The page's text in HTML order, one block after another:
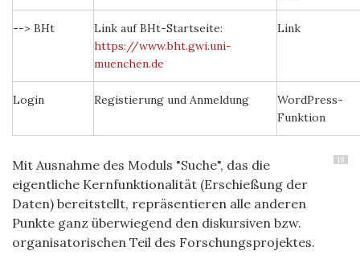
--> BHt
Link auf BHt-Startseite:
https://www.bht.gwi.uni-
muenchen.de
Link
Login Registierung und Anmeldung
WordPress-
Funktion
18
Mit Ausnahme des Moduls "Suche", das die
eigentliche Kernfunktionalität (Erschießung der
Daten) bereitstellt, repräsentieren alle anderen
Punkte ganz überwiegend den diskursiven bzw.
organisatorischen Teil des Forschungsprojektes.